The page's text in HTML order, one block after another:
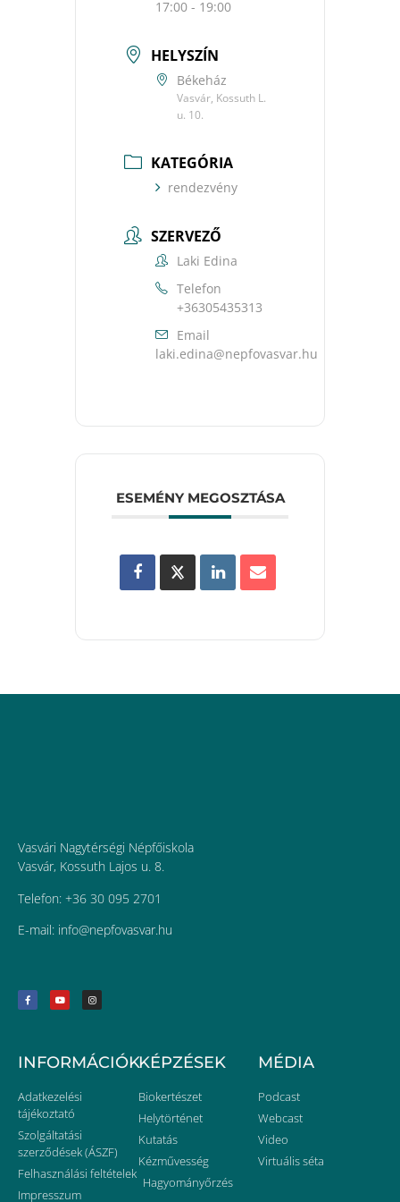
17:00 - 19:00
HELYSZÍN
Békeház
Vasvár, Kossuth L.
u. 10.
KATEGÓRIA
rendezvény
SZERVEZŐ
Laki Edina
Telefon
+36305435313
Email
uh.ravsavofpen@anide.ikal
ESEMÉNY MEGOSZTÁSA
Vasvári Nagytérségi Népfőiskola
Vasvár, Kossuth Lajos u. 8.
Telefon: +36 30 095 2701
E-mail: uh.ravsavofpen@ofni
INFORMÁCIÓK
Adatkezelési
tájékoztató
Szolgáltatási
szerződések (ÁSZF)
Felhasználási feltételek
Impresszum
KÉPZÉSEK
Biokertészet
Helytörténet
Kutatás
Kézművesség
Hagyományőrzés
MÉDIA
Podcast
Webcast
Video
Virtuális séta